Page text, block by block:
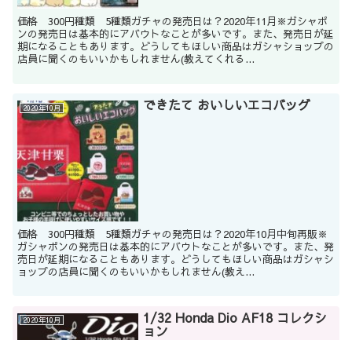
価格 300円種類 5種類ガチャの発売日は？2020年11月※ガシャポ
ンの発売日は基本的にアバウトなことが多いです。また、発売日が延
期になることもあります。どうしてもほしい商品はガシャショップの
店員に聞くのもいいかもしれません(教えてくれる...
2020年10月 できたて おいしいエコバッグ
価格 300円種類 5種類ガチャの発売日は？2020年10月中旬再販※
ガシャポンの発売日は基本的にアバウトなことが多いです。また、発
売日が延期になることもあります。どうしてもほしい商品はガシャシ
ョップの店員に聞くのもいいかもしれません(教え...
2020年10月 1/32 Honda Dio AF18 コレクシ
ョン